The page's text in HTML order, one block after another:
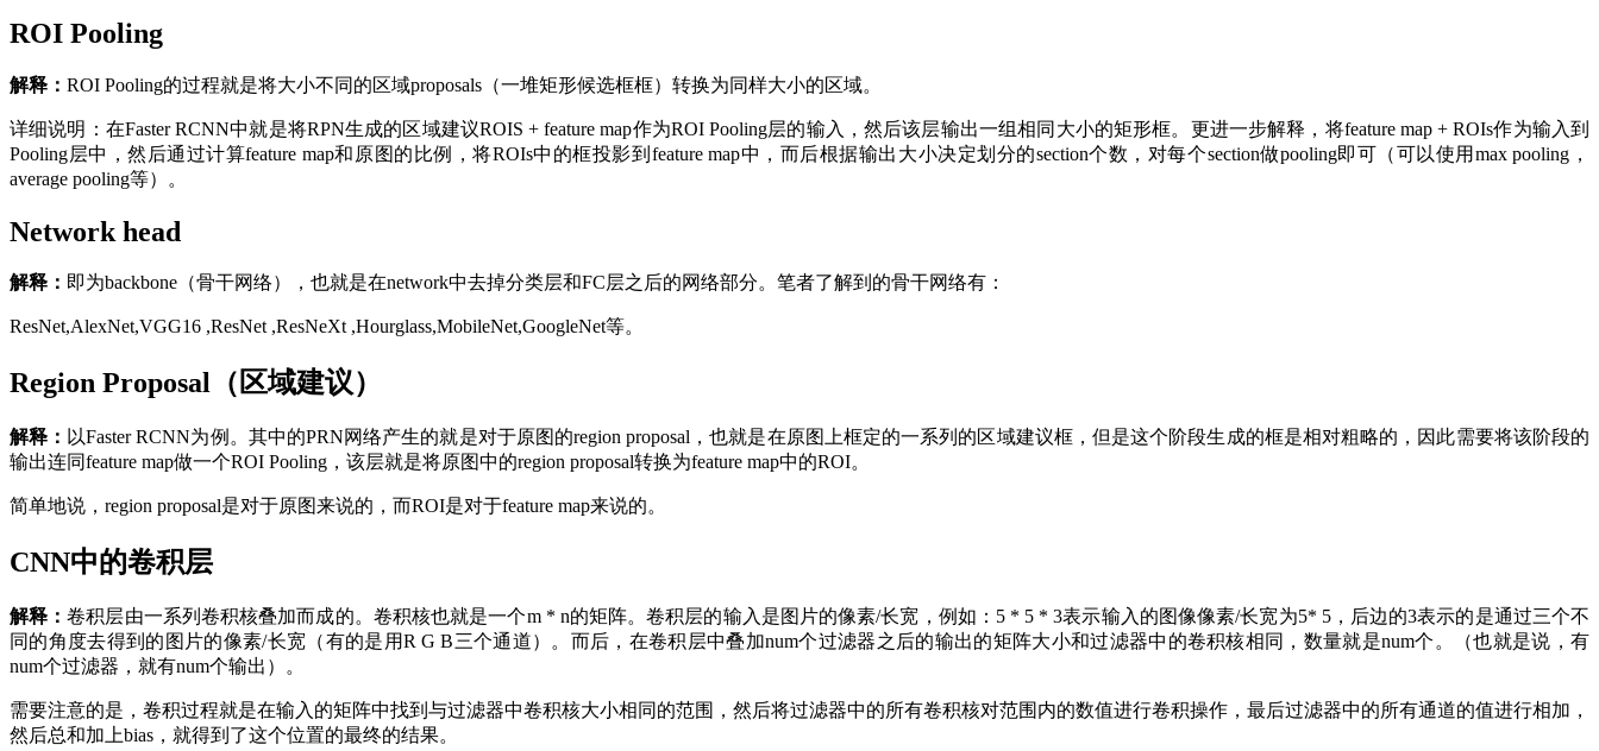
ROI Pooling
解释： ROI Pooling的过程就是将大小不同的区域proposals（一堆矩形候选框框）转换为同样大小的区域。
详细说明：在Faster RCNN中就是将RPN生成的区域建议ROIS + feature map作为ROI Pooling层的输入，然后该层输出一组相同大小的矩形框。更进一步解释，将feature map + ROIs作为输入到
Pooling层中，然后通过计算feature map和原图的比例，将ROIs中的框投影到feature map中，而后根据输出大小决定划分的section个数，对每个section做pooling即可（可以使用max pooling，
average pooling等）。
Network head
解释： 即为backbone（骨干网络），也就是在network中去掉分类层和FC层之后的网络部分。笔者了解到的骨干网络有：
ResNet,AlexNet,VGG16 ,ResNet ,ResNeXt ,Hourglass,MobileNet,GoogleNet等。
Region Proposal（区域建议）
解释： 以Faster RCNN为例。其中的PRN网络产生的就是对于原图的region proposal，也就是在原图上框定的一系列的区域建议框，但是这个阶段生成的框是相对粗略的，因此需要将该阶段的
输出连同feature map做一个ROI Pooling，该层就是将原图中的region proposal转换为feature map中的ROI。
简单地说，region proposal是对于原图来说的，而ROI是对于feature map来说的。
CNN中的卷积层
解释：卷积层由一系列卷积核叠加而成的。卷积核也就是一个m * n的矩阵。卷积层的输入是图片的像素/长宽，例如：5 * 5 * 3表示输入的图像像素/长宽为5* 5，后边的3表示的是通过三个不
同的角度去得到的图片的像素/长宽（有的是用R G B三个通道）。而后，在卷积层中叠加num个过滤器之后的输出的矩阵大小和过滤器中的卷积核相同，数量就是num个。（也就是说，有
num个过滤器，就有num个输出）。
需要注意的是，卷积过程就是在输入的矩阵中找到与过滤器中卷积核大小相同的范围，然后将过滤器中的所有卷积核对范围内的数值进行卷积操作，最后过滤器中的所有通道的值进行相加，
然后总和加上bias，就得到了这个位置的最终的结果。